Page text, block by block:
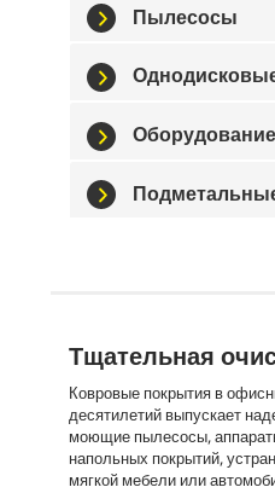
Пылесосы
Тщательная
Ковровые покрытия в
десятилетий выпускает
моющие пылесосы,
напольных покрытий,
мягкой мебели или